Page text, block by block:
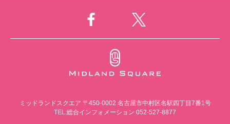
ミッドランドスクエア 〒450-0002 名古屋市中村区名駅四丁目7番1号
TEL:総合インフォメーション 052-527-8877